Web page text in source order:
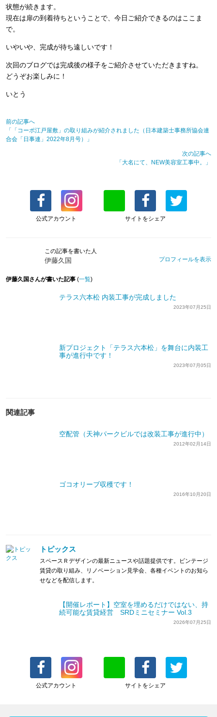
状態が続きます。
現在は扉の到着待ちということで、今日ご紹介できるのはここま
で。
いやいや、完成が待ち遠しいです！
次回のブログでは完成後の様子をご紹介させていただきますね。
どうぞお楽しみに！
いとう
前の記事へ
「「コーポ江戸屋敷」の取り組みが紹介されました（日本建築士事務所協会連
合会「日事連」2022年8月号）」
次の記事へ
「大名にて、NEW美容室工事中。」
公式アカウント サイトをシェア
この記事を書いた人
伊藤久国 プロフィールを表示
伊藤久国さんが書いた記事 (一覧)
テラス六本松 内装工事が完成しました
2023年07月25日
新プロジェクト「テラス六本松」を舞台に内装工
事が進行中です！
2023年07月05日
関連記事
空配管（天神パークビルでは改装工事が進行中）
2012年02月14日
ゴコオリーブ収穫です！
2016年10月20日
トピックス
スペースＲデザインの最新ニュースや話題提供です。ビンテージ
賃貸の取り組み、リノベーション見学会、各種イベントのお知ら
せなどを配信します。
【開催レポート】空室を埋めるだけではない、持
続可能な賃貸経営 SRDミニセミナー Vol.3
2026年07月25日
公式アカウント サイトをシェア